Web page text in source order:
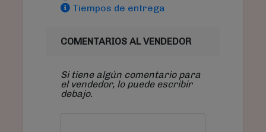
Tiempos de entrega
COMENTARIOS AL VENDEDOR
Si tiene algún comentario para
el vendedor, lo puede escribir
debajo.